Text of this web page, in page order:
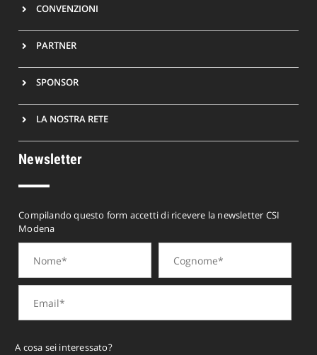
CONVENZIONI
PARTNER
SPONSOR
LA NOSTRA RETE
Newsletter
Compilando questo form accetti di ricevere la newsletter CSI
Modena
A cosa sei interessato?